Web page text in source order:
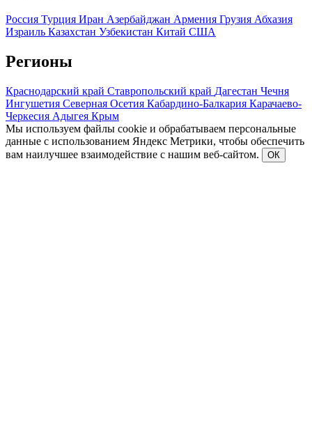
Россия Турция Иран Азербайджан Армения Грузия Абхазия
Израиль Казахстан Узбекистан Китай США
Регионы
Краснодарский край Ставропольский край Дагестан Чечня
Ингушетия Северная Осетия Кабардино-Балкария Карачаево-
Черкесия Адыгея Крым
Мы используем файлы cookie и обрабатываем персональные
данные с использованием Яндекс Метрики, чтобы обеспечить
вам наилучшее взаимодействие с нашим веб-сайтом.
ОК